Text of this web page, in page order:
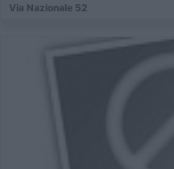
Via Nazionale 52